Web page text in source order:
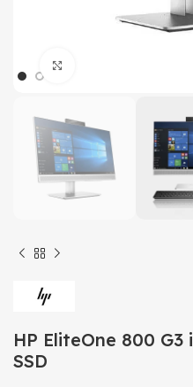
HP EliteOne 800 G3
SSD